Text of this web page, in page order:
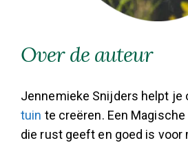
Over de auteur
Jennemieke Snijders helpt je
tuin te creëren. Een
die rust geeft en goed is voor